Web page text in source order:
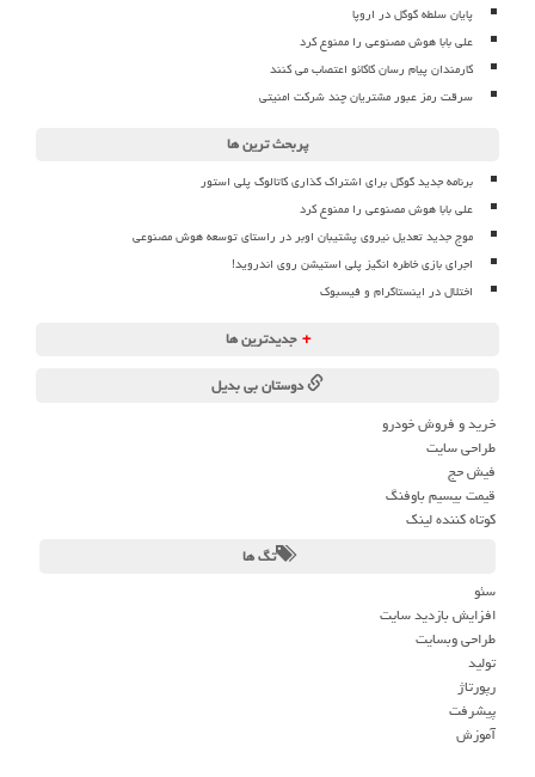
پایان سلطه گوگل در اروپا
علی بابا هوش مصنوعی را ممنوع کرد
کارمندان پیام رسان کاکائو اعتصاب می کنند
سرقت رمز عبور مشتریان چند شرکت امنیتی
پربحث ترین ها
برنامه جدید گوگل برای اشتراک گذاری کاتالوگ پلی استور
علی بابا هوش مصنوعی را ممنوع کرد
موج جدید تعدیل نیروی پشتیبان اوبر در راستای توسعه هوش مصنوعی
اجرای بازی خاطره انگیز پلی استیشن روی اندروید!
اختلال در اینستاگرام و فیسبوک
+ جدیدترین ها
دوستان بی بدیل
خرید و فروش خودرو
طراحی سایت
فیش حج
قیمت بیسیم باوفنگ
کوتاه کننده لینک
تگ ها
سئو
افزایش بازدید سایت
طراحی وبسایت
تولید
رپورتاژ
پیشرفت
آموزش